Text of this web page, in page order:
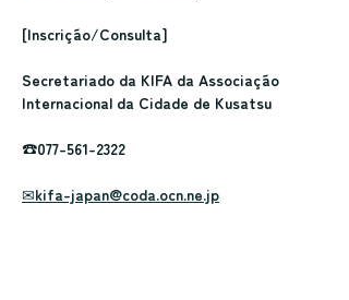
[Inscrição/Consulta]
Secretariado da KIFA da Associação
Internacional da Cidade de Kusatsu
☎077-561-2322
✉kifa-japan@coda.ocn.ne.jp